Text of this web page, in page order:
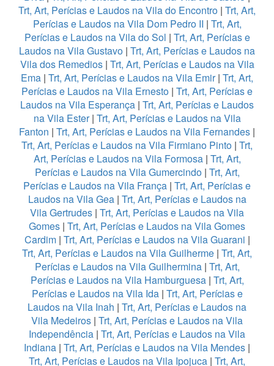
Trt, Art, Perícias e Laudos na Vila do Encontro | Trt, Art,
Perícias e Laudos na Vila Dom Pedro II | Trt, Art,
Perícias e Laudos na Vila do Sol | Trt, Art, Perícias e
Laudos na Vila Gustavo | Trt, Art, Perícias e Laudos na
Vila dos Remedios| Trt, Art, Perícias e Laudos na Vila
Ema | Trt, Art, Perícias e Laudos na Vila Emir| Trt, Art,
Perícias e Laudos na Vila Ernesto | Trt, Art, Perícias e
Laudos na Vila Esperança | Trt, Art, Perícias e Laudos
na Vila Ester| Trt, Art, Perícias e Laudos na Vila
Fanton | Trt, Art, Perícias e Laudos na Vila Fernandes |
Trt, Art, Perícias e Laudos na Vila Firmiano Pinto | Trt,
Art, Perícias e Laudos na Vila Formosa| Trt, Art,
Perícias e Laudos na Vila Gumercindo| Trt, Art,
Perícias e Laudos na Vila França | Trt, Art, Perícias e
Laudos na Vila Gea| Trt, Art, Perícias e Laudos na
Vila Gertrudes | Trt, Art, Perícias e Laudos na Vila
Gomes | Trt, Art, Perícias e Laudos na Vila Gomes
Cardim| Trt, Art, Perícias e Laudos na Vila Guarani |
Trt, Art, Perícias e Laudos na Vila Guilherme | Trt, Art,
Perícias e Laudos na Vila Guilhermina| Trt, Art,
Perícias e Laudos na Vila Hamburguesa| Trt, Art,
Perícias e Laudos na Vila Ida| Trt, Art, Perícias e
Laudos na Vila Inah | Trt, Art, Perícias e Laudos na
Vila Medeiros | Trt, Art, Perícias e Laudos na Vila
Independência | Trt, Art, Perícias e Laudos na Vila
Indiana | Trt, Art, Perícias e Laudos na Vila Mendes |
Trt, Art, Perícias e Laudos na Vila Ipojuca | Trt, Art,